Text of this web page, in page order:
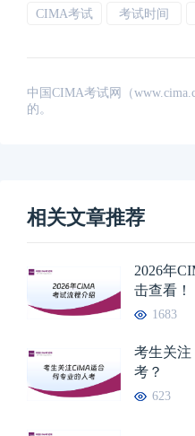
CIMA考试 考试时间
中国CIMA考试网（
的。
相关文章推荐
2026年
击查看！
1683
考生关注
考？
623